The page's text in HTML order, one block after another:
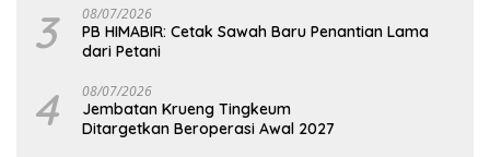
3 08/07/2026
PB HIMABIR: Cetak Sawah Baru Penantian Lama
dari Petani
4 08/07/2026
Jembatan Krueng Tingkeum
Ditargetkan Beroperasi Awal 2027